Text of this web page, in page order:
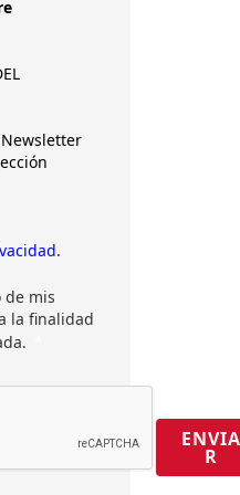
de mis
la finalidad
ENVIA
R